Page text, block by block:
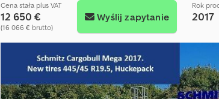
Cena stała plus VAT
12 650 €
(16 066 € brutto)
Wyślij zapytanie
Rok
2017